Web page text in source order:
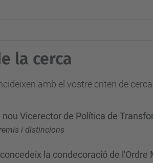
la cerca
amb el vostre criteri de cerca
Vicerector de Política de
i distincions
la condecoració de